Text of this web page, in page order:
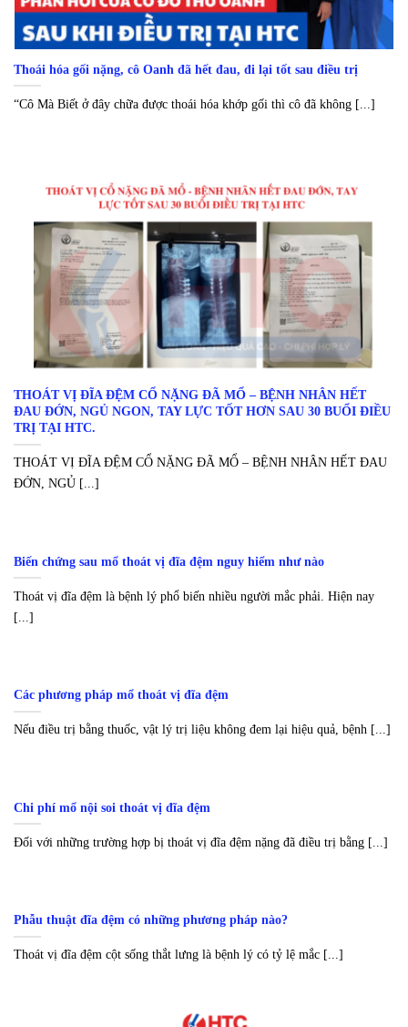
Thoái hóa gối nặng, cô Oanh đã hết đau, đi lại tốt sau điều trị
“Cô Mà Biết ở đây chữa được thoái hóa khớp gối thì cô đã không [...]
THOÁT VỊ ĐĨA ĐỆM CỔ NẶNG ĐÃ MỔ – BỆNH NHÂN HẾT
ĐAU ĐỚN, NGỦ NGON, TAY LỰC TỐT HƠN SAU 30 BUỔI ĐIỀU
TRỊ TẠI HTC.
THOÁT VỊ ĐĨA ĐỆM CỔ NẶNG ĐÃ MỔ – BỆNH NHÂN HẾT ĐAU
ĐỚN, NGỦ [...]
Biến chứng sau mổ thoát vị đĩa đệm nguy hiểm như nào
Thoát vị đĩa đệm là bệnh lý phổ biến nhiều người mắc phải. Hiện nay
[...]
Các phương pháp mổ thoát vị đĩa đệm
Nếu điều trị bằng thuốc, vật lý trị liệu không đem lại hiệu quả, bệnh [...]
Chi phí mổ nội soi thoát vị đĩa đệm
Đối với những trường hợp bị thoát vị đĩa đệm nặng đã điều trị bằng [...]
Phẫu thuật đĩa đệm có những phương pháp nào?
Thoát vị đĩa đệm cột sống thắt lưng là bệnh lý có tỷ lệ mắc [...]